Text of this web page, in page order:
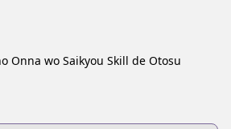
Onna wo Saikyou Skill de Otosu